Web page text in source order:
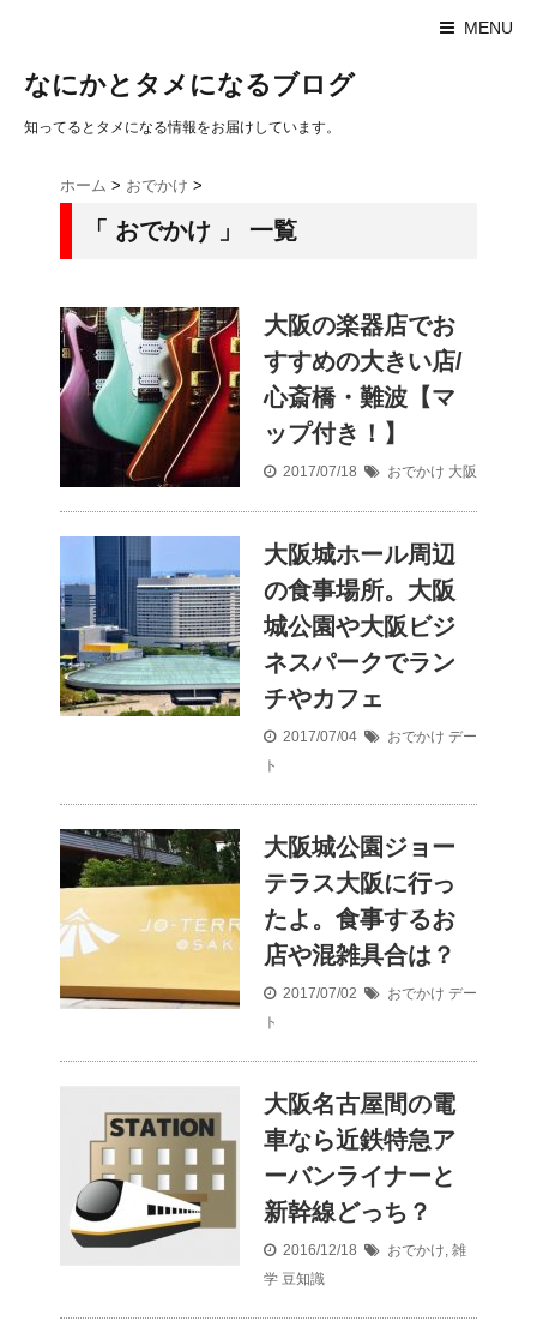
MENU
なにかとタメになるブログ
知ってるとタメになる情報をお届けしています。
ホーム > おでかけ >
「 おでかけ 」 一覧
大阪の楽器店でお
すすめの大きい店/
心斎橋・難波【マ
ップ付き！】
2017/07/18 おでかけ 大阪
大阪城ホール周辺
の食事場所。大阪
城公園や大阪ビジ
ネスパークでラン
チやカフェ
2017/07/04 おでかけ デー
ト
大阪城公園ジョー
テラス大阪に行っ
たよ。食事するお
店や混雑具合は？
2017/07/02 おでかけ デー
ト
大阪名古屋間の電
車なら近鉄特急ア
ーバンライナーと
新幹線どっち？
2016/12/18 おでかけ, 雑
学 豆知識